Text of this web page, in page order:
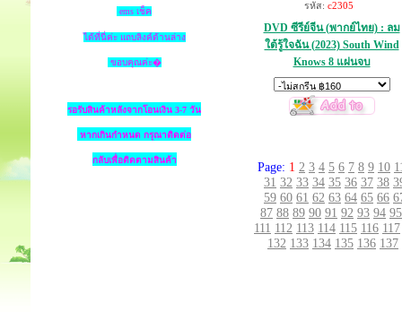
ems เช็ค
ได้ที่นี่ค่ะ แถบลิงค์ด้านล่าง
ขอบคุณค่ะ�
รอรับสินค้าหลังจากโอนเงิน 3-7 วัน
หากเกินกำหนด กรุณาติดต่อ
กลับเพื่อติดตามสินค้า
รหัส: c2305
DVD ซีรีย์จีน (พากย์ไทย) : ลม
ใต้รู้ใจฉัน (2023) South Wind
Knows 8 แผ่นจบ
Page: 1 2 3 4 5 6 7 8 9 10
31 32 33 34 35 36 37 38
59 60 61 62 63 64 65 66
87 88 89 90 91 92 93 94 95
111 112 113 114 115 116 117
132 133 134 135 136 137